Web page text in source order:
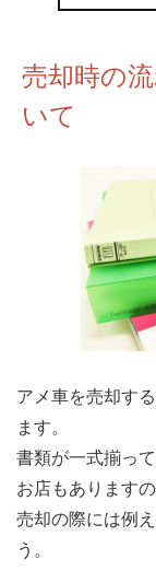
売却時の
いて
アメ車を売却す
ます。
書類が一式揃っ
お店もあります
売却の際には例
う。